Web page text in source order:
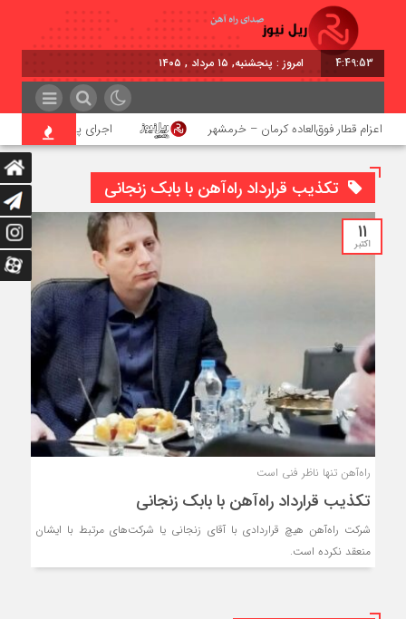
4:49:53 امروز : پنجشنبه, ۱۵ مرداد , ۱۴۰۵
اعزام قطار فوق‌العاده کرمان – خرمشهر اجرای پروژه احداث
تکذیب قرارداد راه‌آهن با بابک زنجانی
11
اکتبر
راه‌آهن تنها ناظر فنی است
تکذیب قرارداد راه‌آهن با بابک زنجانی
شرکت راه‌آهن هیچ قراردادی با آقای زنجانی یا شرکت‌های مرتبط با ایشان
منعقد نکرده است.